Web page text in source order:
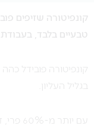
קונפיטורה שזיפים
טבעיים בלבד, בעבודת
קונפיטורה פובידל
בגליל העליון.
עם